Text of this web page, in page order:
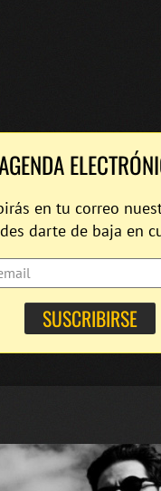
en tu correo
darte de baja en